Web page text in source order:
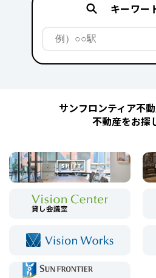
キーワー
サンフロンティア不
不動産をお探